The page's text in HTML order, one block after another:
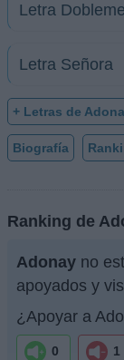
Letra
Letra Señora
+ Letras de
Biografía
Ranking de
Adonay no
apoyados y
¿Apoyar a
0 1